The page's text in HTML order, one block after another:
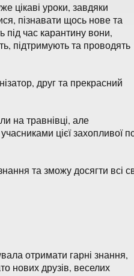
цікаві уроки, завдяки
пізнавати щось нове та
під час карантину вони,
підтримують та проводять
друг та прекрасний
на травнівці, але
цієї захопливої
та зможу досягти всі
отримати гарні знання,
нових друзів, веселих